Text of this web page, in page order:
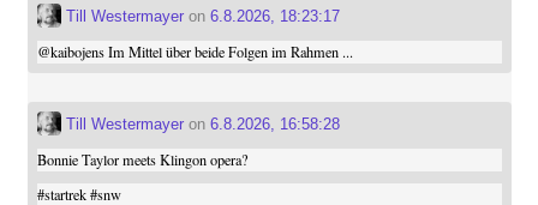
Till Westermayeron 6.8.2026, 18:23:17
@kaibojensIm Mittel über beide Folgen im Rahmen ...
Till Westermayeron 6.8.2026, 16:58:28
Bonnie Taylor meets Klingon opera?
#startrek #snw